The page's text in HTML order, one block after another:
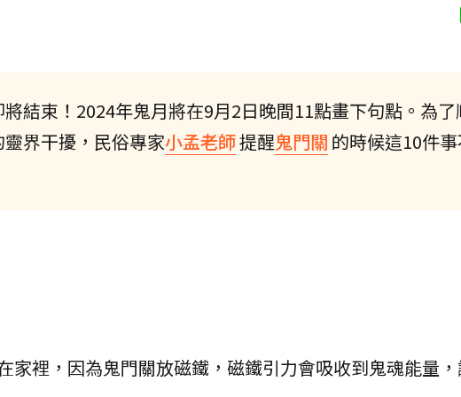
結束！2024年鬼月將在9月2日晚間11點畫下句點。為
界干擾，民俗專家小孟老師提醒鬼門關 的時候這10件
家裡，因為鬼門關放磁鐵，磁鐵引力會吸收到鬼魂能量